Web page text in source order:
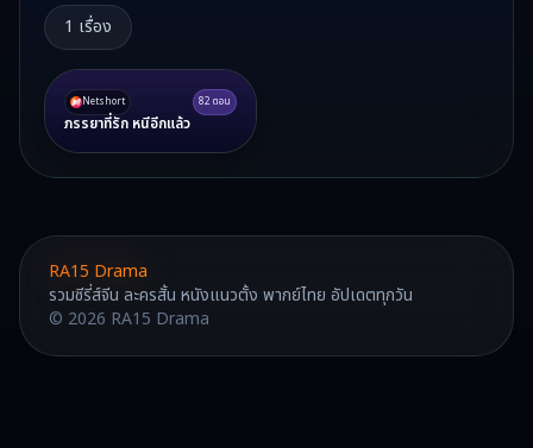
1 เรื่อง
Netshort 82 ตอน
ภรรยาที่รัก หนีอีกแล้ว
RA15 Drama
รวมซีรี่ส์จีน ละครสั้น หนังแนวตั้ง พากย์ไทย อัปเดตทุกวัน
© 2026 RA15 Drama